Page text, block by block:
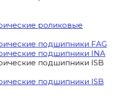
роликовые
подшипники FAG
подшипники INA
подшипники ISB
подшипники ISB